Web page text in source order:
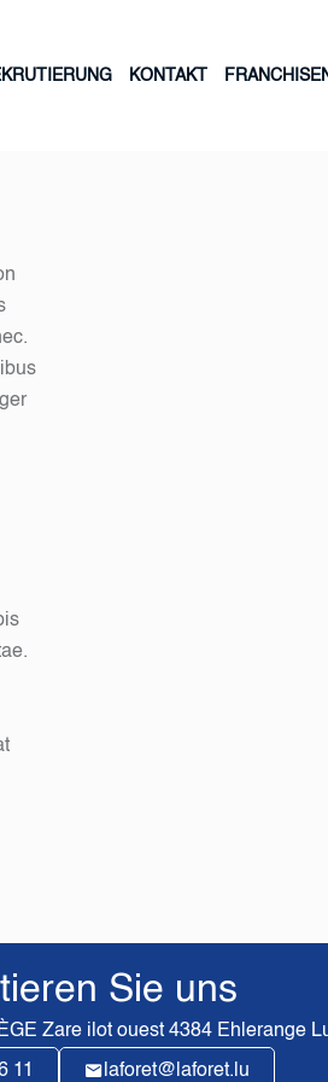
KONTAKT
Sie uns
Zare ilot ouest 4384 Ehlerange
11 laforet@laforet.lu